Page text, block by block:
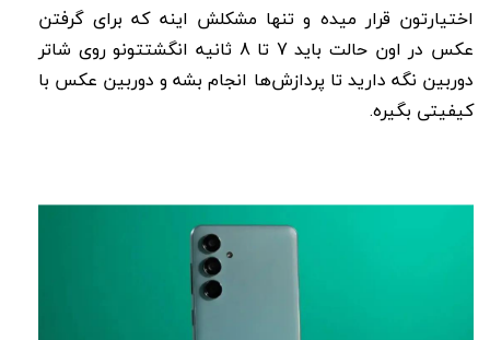
اختیارتون قرار میده و تنها مشکلش اینه که برای گرفتن
عکس در اون حالت باید 7 تا 8 ثانیه انگشتتونو روی شاتر
دوربین نگه دارید تا پردازش‌ها انجام بشه و دوربین عکس با
کیفیتی بگیره.